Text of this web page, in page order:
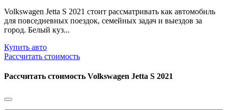
Volkswagen Jetta S 2021 стоит рассматривать как автомобиль
для повседневных поездок, семейных задач и выездов за
город. Белый куз...
Купить авто
Рассчитать стоимость
Рассчитать стоимость Volkswagen Jetta S 2021